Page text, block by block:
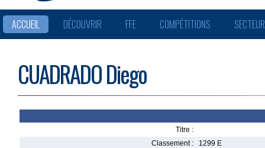
ACCUEIL DÉCOUVRIR FFE COMPÉTITIONS
CUADRADO Diego
Titre :
Classement :
1299 E